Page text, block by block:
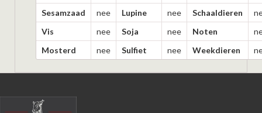
Sesamzaad
nee Lupine nee Schaaldieren
Vis
nee Soja nee Noten
Mosterd
nee Sulfiet nee Weekdieren